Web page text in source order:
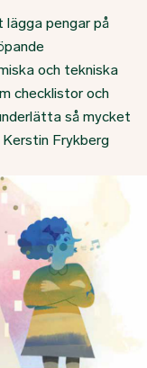
pengar på
och tekniska
checklistor och
så mycket
Frykberg